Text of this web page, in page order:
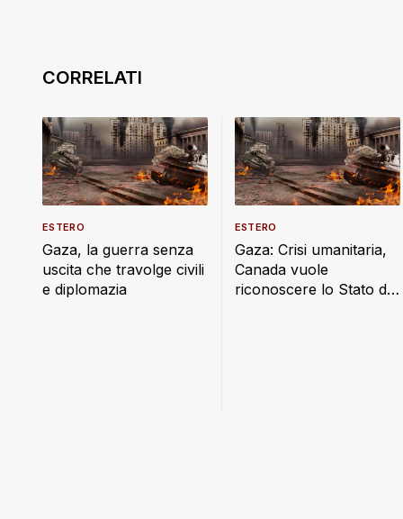
Gaza, la guerra senza
uscita che travolge civili
e diplomazia
ESTERO
Gaza: Crisi umanitaria,
Canada vuole
riconoscere lo Stato di
ESTERO